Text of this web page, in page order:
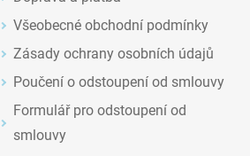
Všeobecné obchodní podmínky
Zásady ochrany osobních údajů
Poučení o odstoupení od smlouvy
Formulář pro odstoupení od
smlouvy